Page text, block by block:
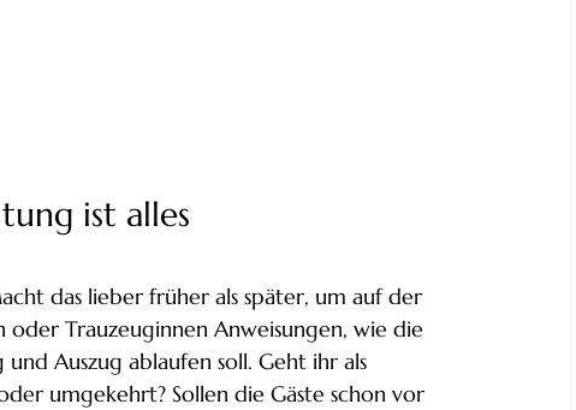
ist alles
das lieber früher als später, um auf der
oder Trauzeuginnen Anweisungen, wie die
Auszug ablaufen soll. Geht ihr als
umgekehrt? Sollen die Gäste schon vor